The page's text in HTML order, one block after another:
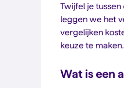
Twijfel je
leggen we het
vergelijken
keuze te maken.
Wat is een